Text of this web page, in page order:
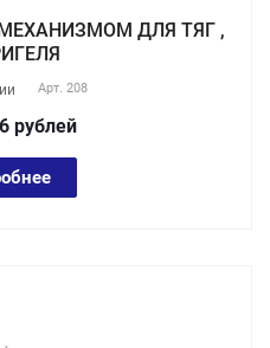
ДЛЯ ТЯГ ,
Арт. 208
рублей